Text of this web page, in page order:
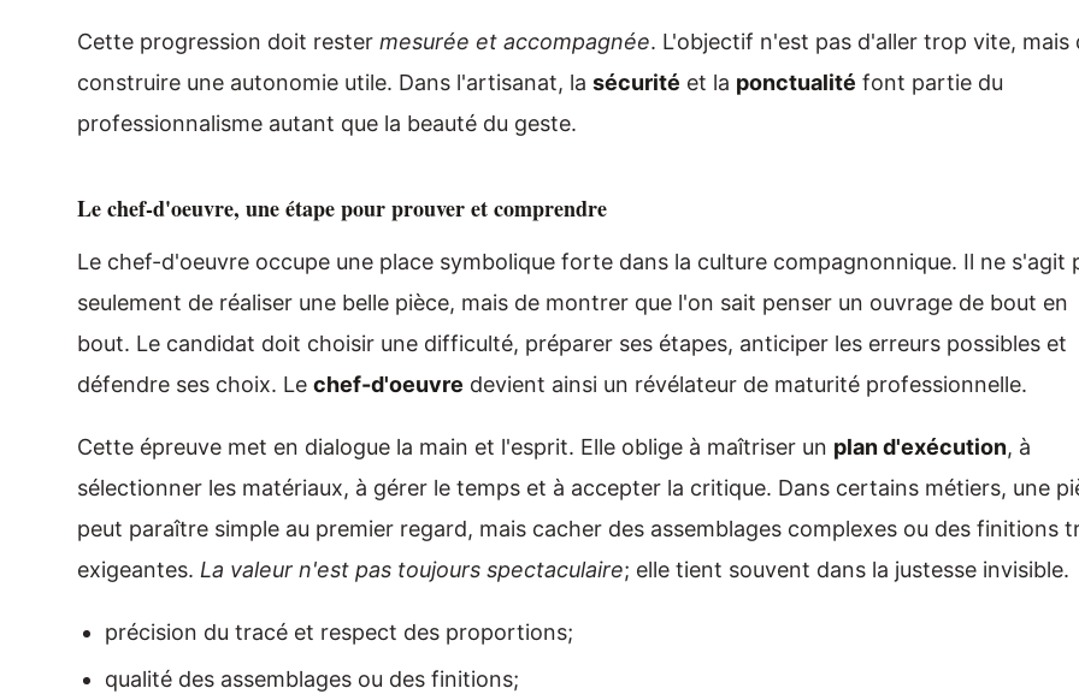
Cette progression doit rester mesurée et accompagnée. L'objectif n'est pas d'aller trop vite, mais
construire une autonomie utile. Dans l'artisanat, la sécurité et la ponctualité font partie du
professionnalisme autant que la beauté du geste.
Le chef-d'oeuvre, une étape pour prouver et comprendre
Le chef-d'oeuvre occupe une place symbolique forte dans la culture compagnonnique. Il ne s'agit
seulement de réaliser une belle pièce, mais de montrer que l'on sait penser un ouvrage de bout en
bout. Le candidat doit choisir une difficulté, préparer ses étapes, anticiper les erreurs possibles et
défendre ses choix. Le chef-d'oeuvre devient ainsi un révélateur de maturité professionnelle.
Cette épreuve met en dialogue la main et l'esprit. Elle oblige à maîtriser un plan d'exécution, à
sélectionner les matériaux, à gérer le temps et à accepter la critique. Dans certains métiers, une
peut paraître simple au premier regard, mais cacher des assemblages complexes ou des finitions
exigeantes. La valeur n'est pas toujours spectaculaire; elle tient souvent dans la justesse invisible.
précision du tracé et respect des proportions;
qualité des assemblages ou des finitions;